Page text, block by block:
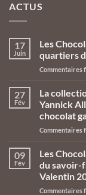
ACTUS
17
Juin
Les
quartiers
Commentaires
27
Fév
La
Yannick
chocolat
Commentaires
09
Fév
Les
du savoir-
Valentin
Commentaires